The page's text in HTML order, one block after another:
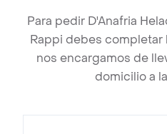
Para pedir D'Anafria
Rappi debes
nos encargamos de
domicilio a